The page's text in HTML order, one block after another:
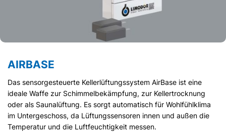
AIRBASE
Das sensorgesteuerte Kellerlüftungssystem AirBase ist eine
ideale Waffe zur Schimmelbekämpfung, zur Kellertrocknung
oder als Saunalüftung. Es sorgt automatisch für Wohlfühlklima
im Untergeschoss, da Lüftungssensoren innen und außen die
Temperatur und die Luftfeuchtigkeit messen.